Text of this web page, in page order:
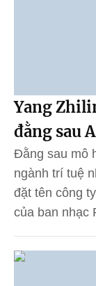
Yang
đằng sau
Đằng sau mô
ngành trí tuệ
đặt tên công
của ban nhạc